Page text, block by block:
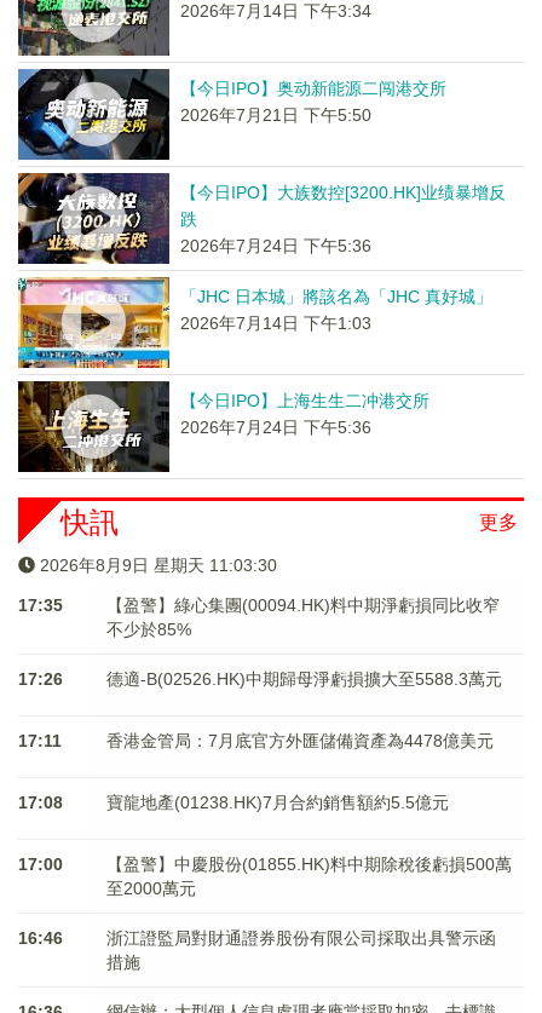
2026年7月14日 下午3:34
【今日IPO】奥动新能源二闯港交所
2026年7月21日 下午5:50
【今日IPO】大族数控[3200.HK]业绩暴增反
跌
2026年7月24日 下午5:36
「JHC 日本城」將該名為「JHC 真好城」
2026年7月14日 下午1:03
【今日IPO】上海生生二冲港交所
2026年7月24日 下午5:36
更多
快訊
2026年8月9日 星期天 11:03:31
17:35
【盈警】綠心集團(00094.HK)料中期淨虧損同比收窄
不少於85%
17:26 德適-B(02526.HK)中期歸母淨虧損擴大至5588.3萬元
17:11 香港金管局：7月底官方外匯儲備資產為4478億美元
17:08 寶龍地產(01238.HK)7月合約銷售額約5.5億元
17:00
【盈警】中慶股份(01855.HK)料中期除稅後虧損500萬
至2000萬元
16:46
浙江證監局對財通證券股份有限公司採取出具警示函
措施